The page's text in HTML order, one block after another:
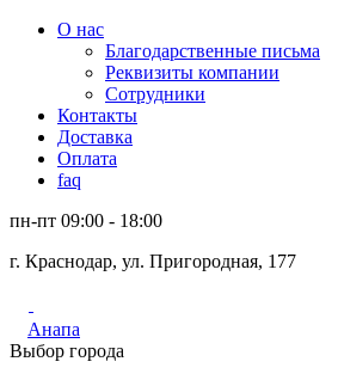
О нас
Благодарственные письма
Реквизиты компании
Сотрудники
Контакты
Доставка
Оплата
faq
пн-пт 09:00 - 18:00
г. Краснодар, ул. Пригородная, 177
Анапа
Выбор города